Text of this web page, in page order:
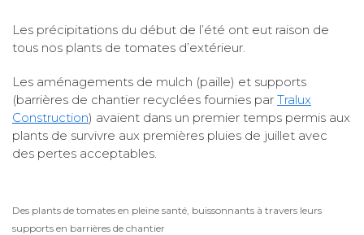
Les précipitations du début de l’été ont eut raison de
tous nos plants de tomates d’extérieur.
Les aménagements de mulch (paille) et supports
(barrières de chantier recyclées fournies par Tralux
Construction) avaient dans un premier temps permis aux
plants de survivre aux premières pluies de juillet avec
des pertes acceptables.
Des plants de tomates en pleine santé, buissonnants à travers leurs
supports en barrières de chantier